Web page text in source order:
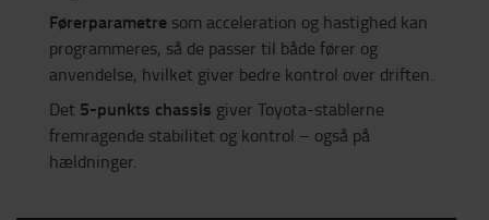
Førerparametre som acceleration og hastighed kan
programmeres, så de passer til både fører og
anvendelse, hvilket giver bedre kontrol over driften.
Det 5-punkts chassis giver Toyota-stablerne
fremragende stabilitet og kontrol – også på
hældninger.